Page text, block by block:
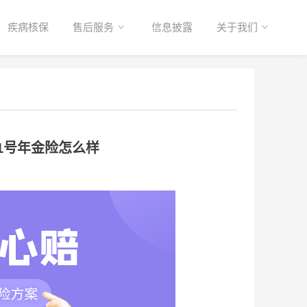
疾病核保 售后服务 信息披露 关于我们
年金险怎么样